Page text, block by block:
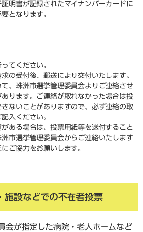
明書が記録されたマイナンバーカードに
となります。
てください。
の受付後、郵送により交付いたします。
て、珠洲市選挙管理委員会よりご連絡させ
あります。ご連絡が取れなかった場合は投
ないことがありますので、必ず連絡の取
入ください。
がある場合は、投票用紙等を送付すること
市選挙管理委員会からご連絡いたします
ご協力をお願いします。
施設などでの不在者投票
会が指定した病院・老人ホームなど